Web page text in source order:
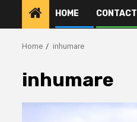
HOME CONTACT
Home inhumare
inhumare